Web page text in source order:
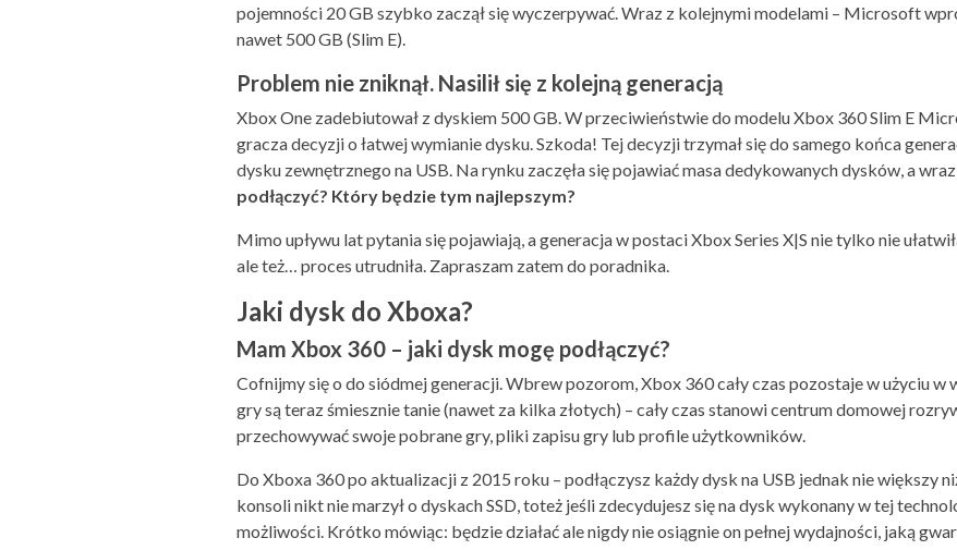
pojemności 20 GB szybko zaczął się wyczerpywać. Wraz z kolejnymi modelami – Microsoft
nawet 500 GB (Slim E).
Problem nie zniknął. Nasilił się z kolejną generacją
Xbox One zadebiutował z dyskiem 500 GB. W przeciwieństwie do modelu Xbox 360 Slim E
gracza decyzji o łatwej wymianie dysku. Szkoda! Tej decyzji trzymał się do samego końca
dysku zewnętrznego na USB. Na rynku zaczęła się pojawiać masa dedykowanych dysków, a
podłączyć? Który będzie tym najlepszym?
Mimo upływu lat pytania się pojawiają, a generacja w postaci Xbox Series X|S nie tylko nie
ale też… proces utrudniła. Zapraszam zatem do poradnika.
Jaki dysk do Xboxa?
Mam Xbox 360 – jaki dysk mogę podłączyć?
Cofnijmy się o do siódmej generacji. Wbrew pozorom, Xbox 360 cały czas pozostaje w użyciu w
gry są teraz śmiesznie tanie (nawet za kilka złotych) – cały czas stanowi centrum domowej
przechowywać swoje pobrane gry, pliki zapisu gry lub profile użytkowników.
Do Xboxa 360 po aktualizacji z 2015 roku – podłączysz każdy dysk na USB jednak nie większy
konsoli nikt nie marzył o dyskach SSD, toteż jeśli zdecydujesz się na dysk wykonany w tej
możliwości. Krótko mówiąc: będzie działać ale nigdy nie osiągnie on pełnej wydajności, jaką